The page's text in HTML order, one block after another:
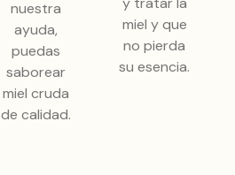
nuestra
ayuda,
puedas
saborear
miel cruda
de calidad.
miel y que
no pierda
su esencia.